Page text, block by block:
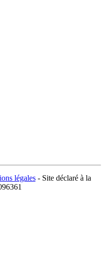
légales- Site déclaré à la